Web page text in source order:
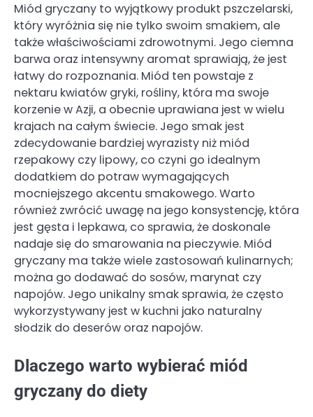
Miód gryczany to wyjątkowy produkt pszczelarski,
który wyróżnia się nie tylko swoim smakiem, ale
także właściwościami zdrowotnymi. Jego ciemna
barwa oraz intensywny aromat sprawiają, że jest
łatwy do rozpoznania. Miód ten powstaje z
nektaru kwiatów gryki, rośliny, która ma swoje
korzenie w Azji, a obecnie uprawiana jest w wielu
krajach na całym świecie. Jego smak jest
zdecydowanie bardziej wyrazisty niż miód
rzepakowy czy lipowy, co czyni go idealnym
dodatkiem do potraw wymagających
mocniejszego akcentu smakowego. Warto
również zwrócić uwagę na jego konsystencję, która
jest gęsta i lepkawa, co sprawia, że doskonale
nadaje się do smarowania na pieczywie. Miód
gryczany ma także wiele zastosowań kulinarnych;
można go dodawać do sosów, marynat czy
napojów. Jego unikalny smak sprawia, że często
wykorzystywany jest w kuchni jako naturalny
słodzik do deserów oraz napojów.
Dlaczego warto wybierać miód
gryczany do diety